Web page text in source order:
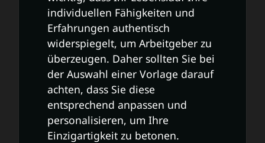
individuellen Fähigkeiten und
Erfahrungen authentisch
widerspiegelt, um Arbeitgeber zu
überzeugen. Daher sollten Sie bei
der Auswahl einer Vorlage darauf
achten, dass Sie diese
entsprechend anpassen und
personalisieren, um Ihre
Einzigartigkeit zu betonen.